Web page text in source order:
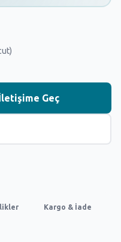
Geç
Kargo & İade